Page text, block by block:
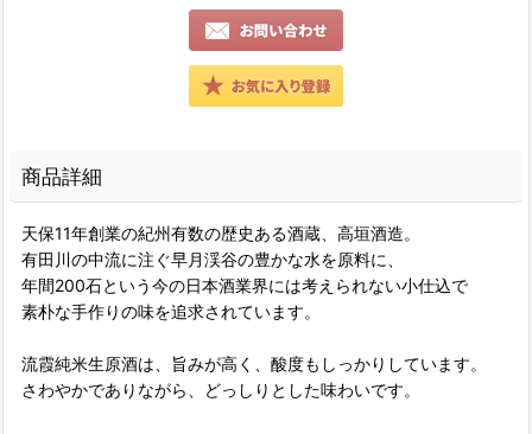
商品詳細
天保11年創業の紀州有数の歴史ある酒蔵、高垣酒造。
有田川の中流に注ぐ早月渓谷の豊かな水を原料に、
年間200石という今の日本酒業界には考えられない小仕込で
素朴な手作りの味を追求されています。
流霞純米生原酒は、旨みが高く、酸度もしっかりしています。
さわやかでありながら、どっしりとした味わいです。